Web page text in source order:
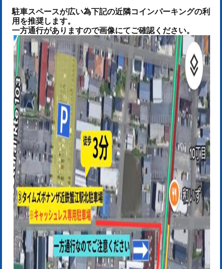
駐車スペースが広い為下記の近隣コインパーキングの利
用を推奨します。
一方通行がありますので画像にてご確認ください。